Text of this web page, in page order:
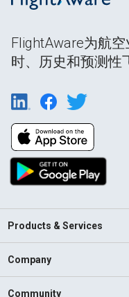
FlightAware为航
时、历史和预测性
Products & Services
Company
Community